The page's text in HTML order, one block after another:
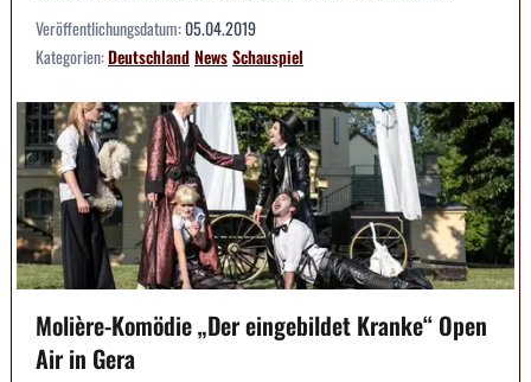
Veröffentlichungsdatum:05.04.2019
Kategorien:DeutschlandNewsSchauspiel
Molière-Komödie „Der eingebildet Kranke“ Open
Air in Gera